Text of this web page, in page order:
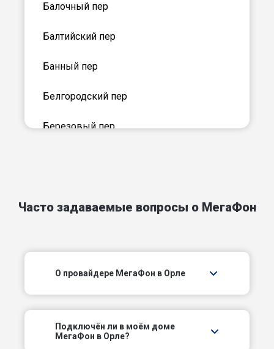
Балочный пер
Балтийский пер
Банный пер
Белгородский пер
Березовый пер
Бригадный пер
Васильевский пер
Волгоградский пер
Часто задаваемые вопросы о МегаФон
О провайдере МегаФон в Орле
Подключëн ли в моём доме
МегаФон в Орле?